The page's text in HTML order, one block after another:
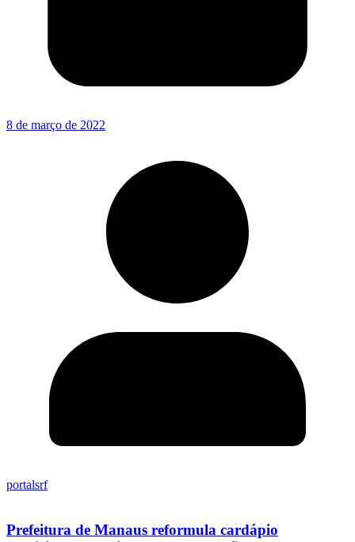
8 de março de 2022
portalsrf
Prefeitura de Manaus reformula cardápio